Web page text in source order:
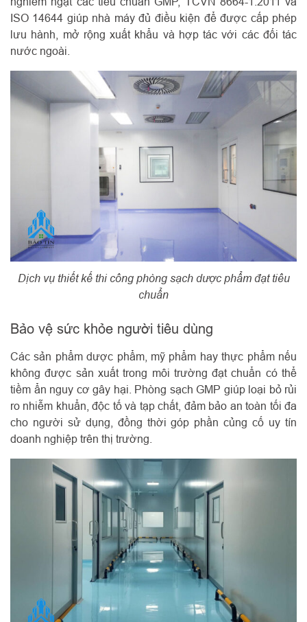
ISO 14644 giúp nhà máy đủ điều kiện để được cấp phép
lưu hành, mở rộng xuất khẩu và hợp tác với các đối tác
nước ngoài.
Dịch vụ thiết kế thi công phòng sạch dược phẩm đạt tiêu
chuẩn
Bảo vệ sức khỏe người tiêu dùng
Các sản phẩm dược phẩm, mỹ phẩm hay thực phẩm nếu
không được sản xuất trong môi trường đạt chuẩn có thể
tiềm ẩn nguy cơ gây hại. Phòng sạch GMP giúp loại bỏ rủi
ro nhiễm khuẩn, độc tố và tạp chất, đảm bảo an toàn tối đa
cho người sử dụng, đồng thời góp phần củng cố uy tín
doanh nghiệp trên thị trường.